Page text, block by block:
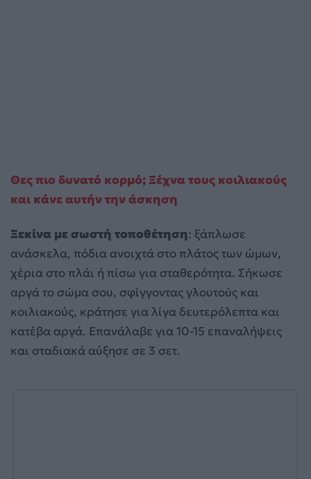
Θες πιο δυνατό κορμό; Ξέχνα τους κοιλιακούς
και κάνε αυτήν την άσκηση
Ξεκίνα με σωστή τοποθέτηση: ξάπλωσε
ανάσκελα, πόδια ανοιχτά στο πλάτος των ώμων,
χέρια στο πλάι ή πίσω για σταθερότητα. Σήκωσε
αργά το σώμα σου, σφίγγοντας γλουτούς και
κοιλιακούς, κράτησε για λίγα δευτερόλεπτα και
κατέβα αργά. Επανάλαβε για 10-15 επαναλήψεις
και σταδιακά αύξησε σε 3 σετ.